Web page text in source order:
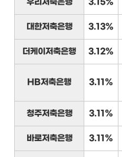
우리저축은행 3.15%
대한저축은행 3.13%
더케이저축은행 3.12%
HB저축은행 3.11%
청주저축은행 3.11%
바로저축은행 3.11%